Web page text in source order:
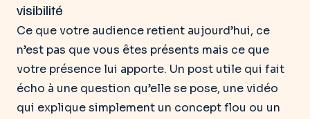
visibilité
Ce que votre audience retient aujourd’hui, ce
n’est pas que vous êtes présents mais ce que
votre présence lui apporte. Un post utile qui fait
écho à une question qu’elle se pose, une vidéo
qui explique simplement un concept flou ou un